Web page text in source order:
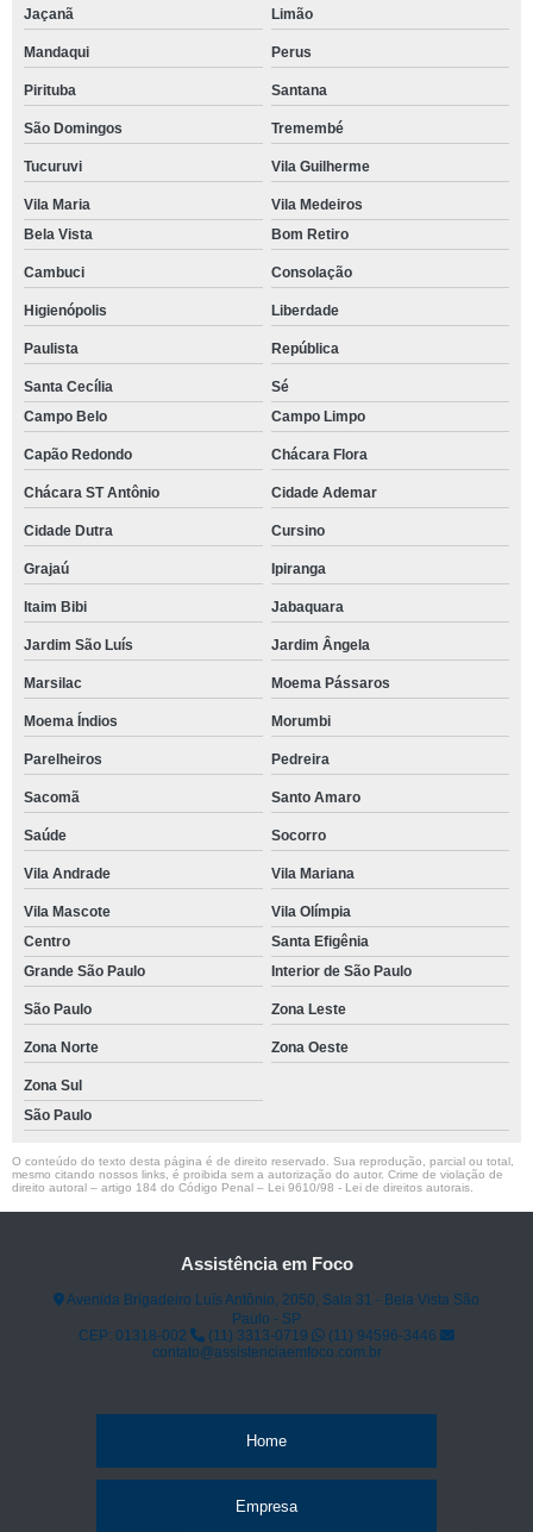
Jaçanã Limão
Mandaqui Perus
Pirituba Santana
São Domingos Tremembé
Tucuruvi Vila Guilherme
Vila Maria
Vila Medeiros
Bela Vista
Bom Retiro
Cambuci Consolação
Higienópolis Liberdade
Paulista República
Santa Cecília
Sé
Campo Belo
Campo Limpo
Capão Redondo Chácara Flora
Chácara ST Antônio Cidade Ademar
Cidade Dutra Cursino
Grajaú Ipiranga
Itaim Bibi Jabaquara
Jardim São Luís Jardim Ângela
Marsilac Moema Pássaros
Moema Índios Morumbi
Parelheiros Pedreira
Sacomã Santo Amaro
Saúde Socorro
Vila Andrade Vila Mariana
Vila Mascote
Vila Olímpia
Centro
Santa Efigênia
Grande São Paulo
Interior de São Paulo
São Paulo Zona Leste
Zona Norte Zona Oeste
Zona Sul
São Paulo
O conteúdo do texto desta página é de direito reservado. Sua reprodução, parcial ou total,
mesmo citando nossos links, é proibida sem a autorização do autor. Crime de violação de
direito autoral – artigo 184 do Código Penal – Lei 9610/98 - Lei de direitos autorais
Assistência em Foco
Avenida Brigadeiro Luís Antônio, 2050, Sala 31 - Bela Vista São
Paulo - SP
CEP: 01318-002
(11) 3313-0719
(11) 94596-3446
contato@assistenciaemfoco.com.br
Home
Empresa